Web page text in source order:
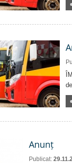
Anunț
Publicat: